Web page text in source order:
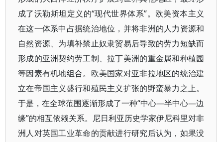
成了沃勒斯坦定义的“现代世界体系”。欧美资本主义
在这一体系中占据统治地位，并将非洲的人力资源和
自然资源、为填补禁止奴隶贸易后导致的劳力短缺而
形成的亚洲契约劳工制、拉丁美洲的重金属和种植园
等因素有机地组合。欧美国家对亚非拉地区的统治建
立在帝国主义盛行和殖民主义扩张的野蛮暴力之上。
于是，在全球范围逐渐形成了一种“中心—半中心—边
缘”的相互依赖关系。尼日利亚历史学家伊尼科里对非
洲人对英国工业革命的贡献进行研究后认为，如果没